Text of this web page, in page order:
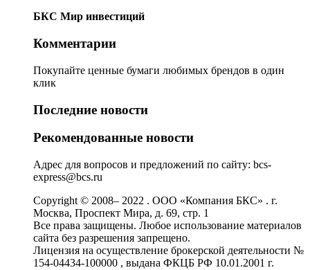
БКС Мир инвестиций
Комментарии
Покупайте ценные бумаги любимых брендов в один
клик
Последние новости
Рекомендованные новости
Адрес для вопросов и предложений по сайту: bcs-
express@bcs.ru
Copyright © 2008– 2022 . ООО «Компания БКС» . г.
Москва, Проспект Мира, д. 69, стр. 1
Все права защищены. Любое использование материалов
сайта без разрешения запрещено.
Лицензия на осуществление брокерской деятельности №
154-04434-100000 , выдана ФКЦБ РФ 10.01.2001 г.